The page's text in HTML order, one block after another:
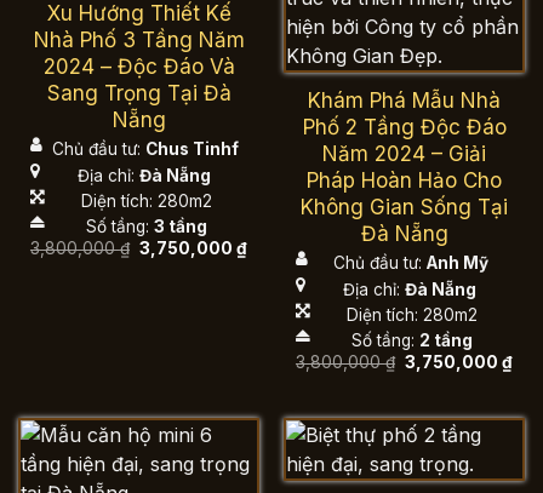
Xu Hướng Thiết Kế
Nhà Phố 3 Tầng Năm
2024 – Độc Đáo Và
Sang Trọng Tại Đà
Nẵng
Chủ đầu tư: Chus Tinhf
Địa chỉ: Đà Nẵng
Diện tích: 280m2
Số tầng: 3 tầng
3,800,000₫ Giá
gốc
3,750,000₫Giá
3,750,000 ₫.
Khám Phá Mẫu Nhà
Phố 2 Tầng Độc Đáo
Năm 2024 – Giải
Pháp Hoàn Hảo Cho
Không Gian Sống Tại
Đà Nẵng
Chủ đầu tư: Anh Mỹ
Địa chỉ: Đà Nẵng
Diện tích: 280m2
Số tầng: 2 tầng
3,800,000₫ Giá
gốc
3,750,000₫Giá